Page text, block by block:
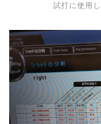
試打に使用